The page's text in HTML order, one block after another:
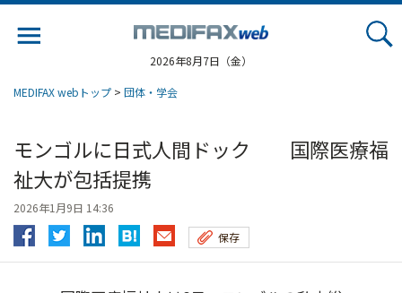
2026年8月7日（金）
MEDIFAX webトップ > 団体・学会
モンゴルに日式人間ドック 国際医療福
祉大が包括提携
2026年1月9日 14:36
保存